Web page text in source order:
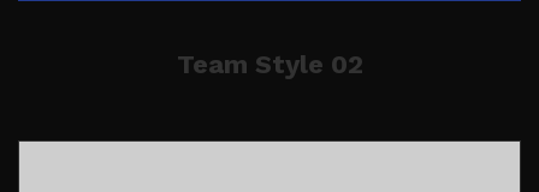
Team Style 02